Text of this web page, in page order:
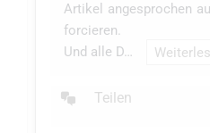
Artikel angesprochen
forcieren.
Und alle D…
Konversation
anzeigen
Teilen